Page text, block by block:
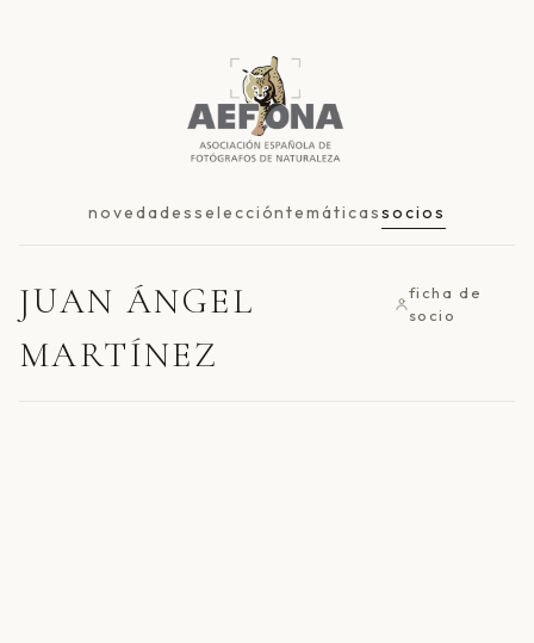
novedadesseleccióntemáticassocios
JUAN ÁNGEL
MARTÍNEZ
ficha de
socio